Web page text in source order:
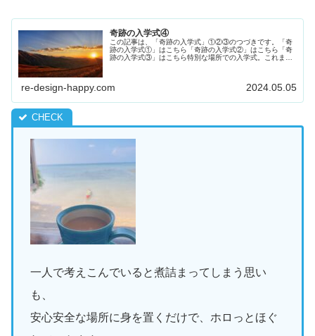
奇跡の入学式④
この記事は、「奇跡の入学式」①②③のつづきです。「奇
跡の入学式①」はこちら「奇跡の入学式②」はこちら「奇
跡の入学式③」はこちら特別な場所での入学式。これまで
re-design-happy.com 2024.05.05
一人で考えこんでいると煮詰まってしまう思い
も、
安心安全な場所に身を置くだけで、ホロっとほぐ